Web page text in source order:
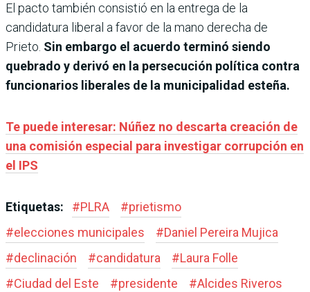
El pacto también consistió en la entrega de la
candidatura liberal a favor de la mano derecha de
Prieto. Sin embargo el acuerdo terminó siendo
quebrado y derivó en la persecución política contra
funcionarios liberales de la municipalidad esteña.
Te puede interesar: Núñez no descarta creación de
una comisión especial para investigar corrupción en
el IPS
Etiquetas: #PLRA #prietismo
#elecciones municipales #Daniel Pereira Mujica
#declinación #candidatura #Laura Folle
#Ciudad del Este #presidente #Alcides Riveros